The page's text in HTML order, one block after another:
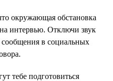
окружающая обстановка
интервью. Отключи звук
в социальных
тебе подготовиться